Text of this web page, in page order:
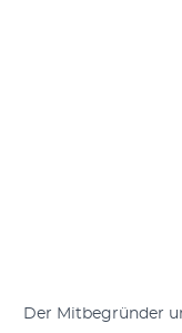
Der Mitbegründer